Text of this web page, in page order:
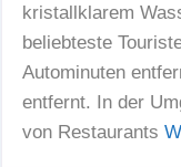
kristallklarem
beliebteste
Autominuten
entfernt. In der
von Restaurants